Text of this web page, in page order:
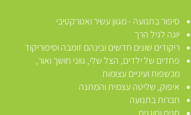
סיפור בתנועה - מגוון עשיר ואטרקטיבי
יוגה לגיל הרך
ריקודים שונים חדשים ובינהם זומבה וסיפוריקוד
פחדים של ילדים, הצל שלי, גווני חושך ואור,
מכשפות ועיניים עצומות
איפוק, שליטה עצמית והמתנה
חברות בתנועה